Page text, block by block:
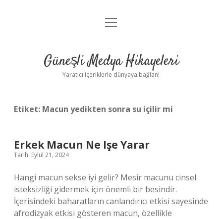
Anasayfa
Yasal Uyarı
menüyü
Güneşli Medya Hikayeleri
Yaratıcı içeriklerle dünyaya bağlan!
Etiket: Macun yedikten sonra su içilir mi
Erkek Macun Ne Işe Yarar
Tarih: Eylül 21, 2024
Hangi macun sekse iyi gelir? Mesir macunu cinsel
isteksizliği gidermek için önemli bir besindir.
İçerisindeki baharatların canlandırıcı etkisi sayesinde
afrodizyak etkisi gösteren macun, özellikle